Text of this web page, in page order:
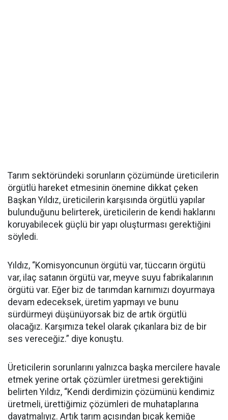
Tarım sektöründeki sorunların çözümünde üreticilerin
örgütlü hareket etmesinin önemine dikkat çeken
Başkan Yıldız, üreticilerin karşısında örgütlü yapılar
bulunduğunu belirterek, üreticilerin de kendi haklarını
koruyabilecek güçlü bir yapı oluşturması gerektiğini
söyledi.
Yıldız, “Komisyoncunun örgütü var, tüccarın örgütü
var, ilaç satanın örgütü var, meyve suyu fabrikalarının
örgütü var. Eğer biz de tarımdan karnımızı doyurmaya
devam edeceksek, üretim yapmayı ve bunu
sürdürmeyi düşünüyorsak biz de artık örgütlü
olacağız. Karşımıza tekel olarak çıkanlara biz de bir
ses vereceğiz.” diye konuştu.
Üreticilerin sorunlarını yalnızca başka mercilere havale
etmek yerine ortak çözümler üretmesi gerektiğini
belirten Yıldız, “Kendi derdimizin çözümünü kendimiz
üretmeli, ürettiğimiz çözümleri de muhataplarına
dayatmalıyız. Artık tarım açısından bıçak kemiğe